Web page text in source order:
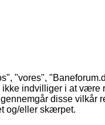
"vores",
indvilliger i at
disse
og/eller skærpet.